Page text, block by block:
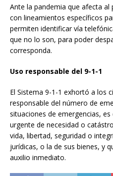
Ante la pandemia que afecta al
con lineamientos específicos
permiten identificar vía
que no lo son, para poder
corresponda.
Uso responsable del 9-1-1
El Sistema 9-1-1 exhortó a los
responsable del número de
situaciones de emergencias,
urgente de necesidad o
vida, libertad, seguridad o
jurídicas, o la de sus bienes, y
auxilio inmediato.